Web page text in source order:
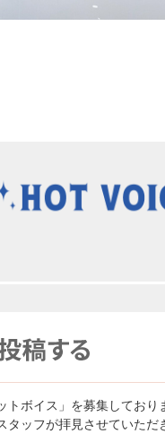
ボイス」を募集してお
ッフが拝見させていただ